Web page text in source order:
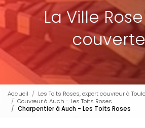
La Ville
Accueil
Les Toits Roses, expert couvreur à
Couvreur à Auch - Les Toits Roses
Charpentier à Auch - Les Toits Roses